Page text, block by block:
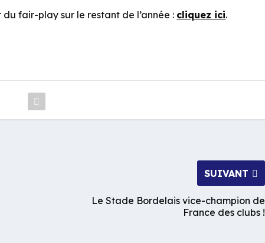
fair-play sur le restant de l’année : cliquez ici.
SUIVANT
Le Stade Bordelais vice-champion de
France des clubs !